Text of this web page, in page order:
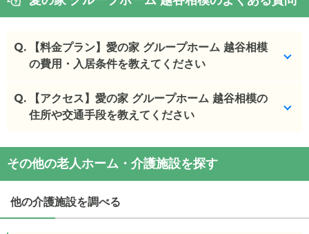
Q.
【料金プラン】愛の家 グループホーム 越谷相模
の費用・入居条件を教えてください
愛の家 グループホーム 越谷相模の入居金・月額料
金は次のとおりです。
・月額費用が17.1万円
・要介護度：要支援2、要介護1、要介護2、要介護
Q.
【アクセス】愛の家 グループホーム 越谷相模の
住所や交通手段を教えてください
愛の家 グループホーム 越谷相模の交通アクセス
・住所：埼玉県越谷市相模町5-226-1
・最寄り駅：越谷レイクタウン駅1.6km
愛の家 グループホーム 越谷相模
その他の老人ホーム・介護施設を探す
他の介護施設を調べる